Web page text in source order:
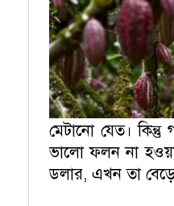
মেটানো যেত।
ভালো ফলন না
ডলার, এখন তা